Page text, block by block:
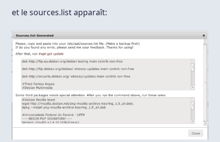
et le sources.list apparaît: